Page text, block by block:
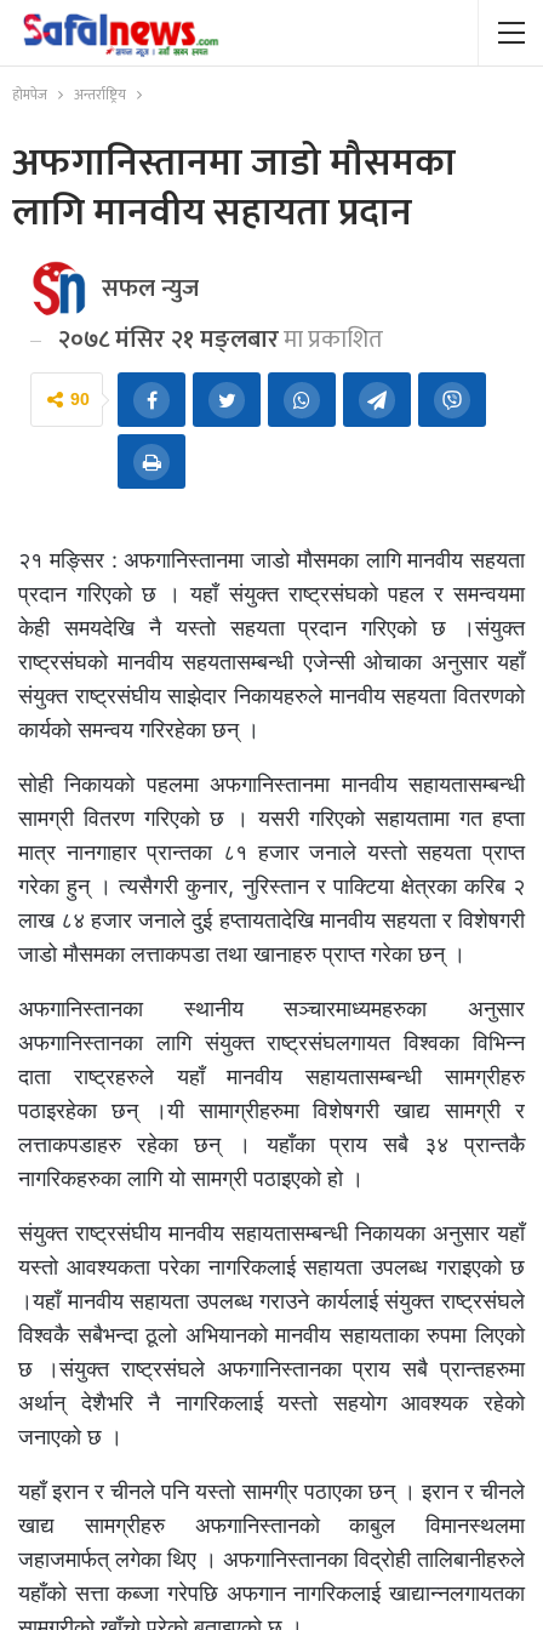
होमपेज अन्तर्राष्ट्रिय
अफगानिस्तानमा जाडो मौसमका
लागि मानवीय सहायता प्रदान
सफल न्युज
२०७८ मंसिर २१ मङ्लबारमा प्रकाशित
90
२१ मङ्सिर : अफगानिस्तानमा जाडो मौसमका लागि मानवीय सहयता
प्रदान गरिएको छ । यहाँ संयुक्त राष्ट्रसंघको पहल र समन्वयमा
केही समयदेखि नै यस्तो सहयता प्रदान गरिएको छ ।संयुक्त
राष्ट्रसंघको मानवीय सहयतासम्बन्धी एजेन्सी ओचाका अनुसार यहाँ
संयुक्त राष्ट्रसंघीय साझेदार निकायहरुले मानवीय सहयता वितरणको
कार्यको समन्वय गरिरहेका छन् ।
सोही निकायको पहलमा अफगानिस्तानमा मानवीय सहायतासम्बन्धी
सामग्री वितरण गरिएको छ । यसरी गरिएको सहायतामा गत हप्ता
मात्र नानगाहार प्रान्तका ८१ हजार जनाले यस्तो सहयता प्राप्त
गरेका हुन् । त्यसैगरी कुनार, नुरिस्तान र पाक्टिया क्षेत्रका करिब २
लाख ८४ हजार जनाले दुई हप्तायतादेखि मानवीय सहयता र विशेषगरी
जाडो मौसमका लत्ताकपडा तथा खानाहरु प्राप्त गरेका छन् ।
अफगानिस्तानका स्थानीय सञ्चारमाध्यमहरुका अनुसार
अफगानिस्तानका लागि संयुक्त राष्ट्रसंघलगायत विश्वका विभिन्न
दाता राष्ट्रहरुले यहाँ मानवीय सहायतासम्बन्धी सामग्रीहरु
पठाइरहेका छन् ।यी सामाग्रीहरुमा विशेषगरी खाद्य सामग्री र
लत्ताकपडाहरु रहेका छन् । यहाँका प्राय सबै ३४ प्रान्तकै
नागरिकहरुका लागि यो सामग्री पठाइएको हो ।
संयुक्त राष्ट्रसंघीय मानवीय सहायतासम्बन्धी निकायका अनुसार यहाँ
यस्तो आवश्यकता परेका नागरिकलाई सहायता उपलब्ध गराइएको छ
।यहाँ मानवीय सहायता उपलब्ध गराउने कार्यलाई संयुक्त राष्ट्रसंघले
विश्वकै सबैभन्दा ठूलो अभियानको मानवीय सहायताका रुपमा लिएको
छ ।संयुक्त राष्ट्रसंघले अफगानिस्तानका प्राय सबै प्रान्तहरुमा
अर्थान् देशैभरि नै नागरिकलाई यस्तो सहयोग आवश्यक रहेको
जनाएको छ ।
यहाँ इरान र चीनले पनि यस्तो सामगी्र पठाएका छन् । इरान र चीनले
खाद्य सामग्रीहरु अफगानिस्तानको काबुल विमानस्थलमा
जहाजमार्फत् लगेका थिए । अफगानिस्तानका विद्रोही तालिबानीहरुले
यहाँको सत्ता कब्जा गरेपछि अफगान नागरिकलाई खाद्यान्नलगायतका